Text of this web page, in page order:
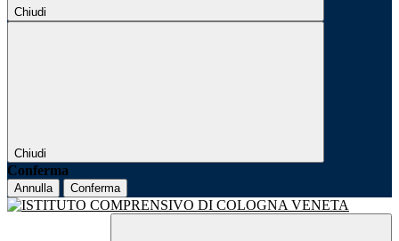
Chiudi
Chiudi
Conferma
Annulla Conferma